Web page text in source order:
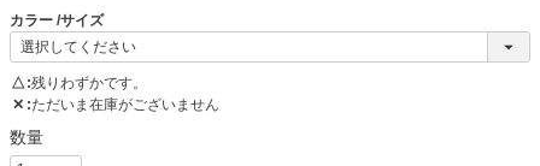
カラー サイズ
△ 残りわずかです。
✕ ただいま在庫がございません